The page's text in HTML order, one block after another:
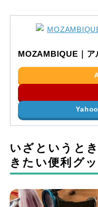
MOZAMBIQUE｜ア
いざというと
きたい便利グ